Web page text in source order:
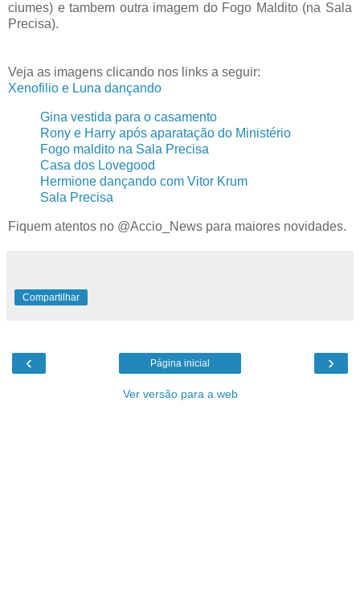
ciumes) e tambem outra imagem do Fogo Maldito (na Sala
Precisa).
Veja as imagens clicando nos links a seguir:
Xenofilio e Luna dançando
Gina vestida para o casamento
Rony e Harry após aparatação do Ministério
Fogo maldito na Sala Precisa
Casa dos Lovegood
Hermione dançando com Vitor Krum
Sala Precisa
Fiquem atentos no @Accio_News para maiores novidades.
Compartilhar
‹ ›
Página inicial
Ver versão para a web